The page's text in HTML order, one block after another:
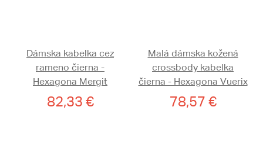
Dámska kabelka cez
rameno čierna -
Hexagona Mergit
82,33 €
Malá dámska kožená
crossbody kabelka
čierna - Hexagona Vuerix
78,57 €